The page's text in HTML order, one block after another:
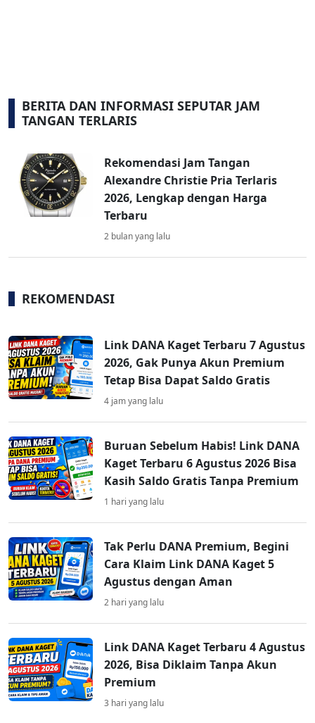
BERITA DAN INFORMASI SEPUTAR JAM
TANGAN TERLARIS
Rekomendasi Jam Tangan
Alexandre Christie Pria Terlaris
2026, Lengkap dengan Harga
Terbaru
2 bulan yang lalu
REKOMENDASI
Link DANA Kaget Terbaru 7 Agustus
2026, Gak Punya Akun Premium
Tetap Bisa Dapat Saldo Gratis
4 jam yang lalu
Buruan Sebelum Habis! Link DANA
Kaget Terbaru 6 Agustus 2026 Bisa
Kasih Saldo Gratis Tanpa Premium
1 hari yang lalu
Tak Perlu DANA Premium, Begini
Cara Klaim Link DANA Kaget 5
Agustus dengan Aman
2 hari yang lalu
Link DANA Kaget Terbaru 4 Agustus
2026, Bisa Diklaim Tanpa Akun
Premium
3 hari yang lalu